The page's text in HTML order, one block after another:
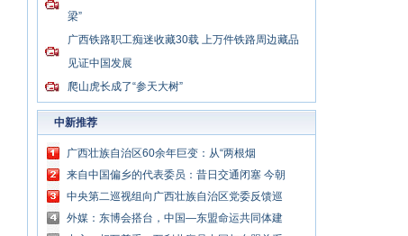
梁”
广西铁路职工痴迷收藏30载 上万件铁路周边藏品
见证中国发展
爬山虎长成了“参天大树”
中新推荐
广西壮族自治区60余年巨变：从“两根烟
囱”到“广西制造”走向东盟
来自中国偏乡的代表委员：昔日交通闭塞 今朝
驱车直达家门
中央第二巡视组向广西壮族自治区党委反馈巡
视情况
外媒：东博会搭台，中国—东盟命运共同体建